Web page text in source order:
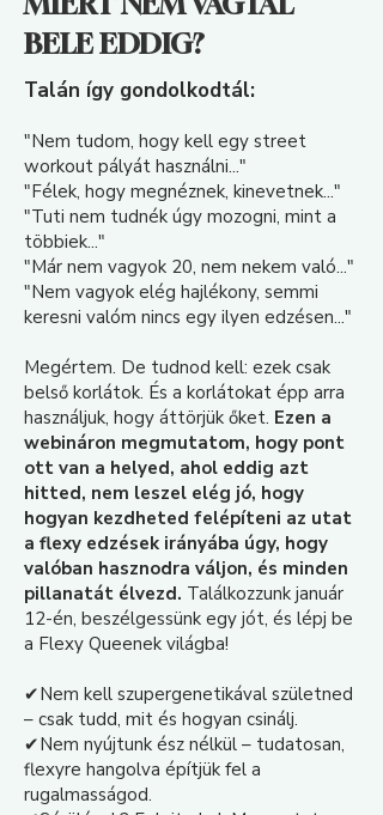
BELE EDDIG?
Talán így gondolkodtál:
"Nem tudom, hogy kell egy street
workout pályát használni..."
"Félek, hogy megnéznek, kinevetnek..."
"Tuti nem tudnék úgy mozogni, mint a
többiek..."
"Már nem vagyok 20, nem nekem való..."
"Nem vagyok elég hajlékony, semmi
keresni valóm nincs egy ilyen edzésen..."
Megértem. De tudnod kell: ezek csak
belső korlátok. És a korlátokat épp arra
használjuk, hogy áttörjük őket. Ezen a
webináron megmutatom, hogy pont
ott van a helyed, ahol eddig azt
hitted, nem leszel elég jó, hogy
hogyan kezdheted felépíteni az utat
a flexy edzések irányába úgy, hogy
valóban hasznodra váljon, és minden
pillanatát élvezd. Találkozzunk január
12-én, beszélgessünk egy jót, és lépj be
a Flexy Queenek világba!
​✔Nem kell szupergenetikával születned
– csak tudd, mit és hogyan csinálj.
✔Nem nyújtunk ész nélkül – tudatosan,
flexyre hangolva építjük fel a
rugalmasságod.